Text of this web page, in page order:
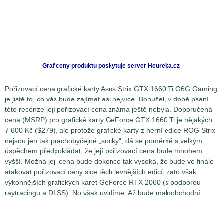
Graf ceny produktu poskytuje server Heureka.cz
Pořizovací cena grafické karty Asus Strix GTX 1660 Ti O6G Gaming
je jistě to, co vás bude zajímat asi nejvíce. Bohužel, v době psaní
této recenze její pořizovací cena známa ještě nebyla. Doporučená
cena (MSRP) pro grafické karty GeForce GTX 1660 Ti je nějakých
7 600 Kč ($279), ale protože grafické karty z herní edice ROG Strix
nejsou jen tak prachobyčejné „socky“, dá se poměrně s velkým
úspěchem předpokládat, že její pořizovací cena bude mnohem
vyšší. Možná její cena bude dokonce tak vysoká, že bude ve finále
atakovat pořizovací ceny sice těch levnějších edicí, zato však
výkonnějších grafických karet GeForce RTX 2060 (s podporou
raytracingu a DLSS). No však uvidíme. Až bude maloobchodní